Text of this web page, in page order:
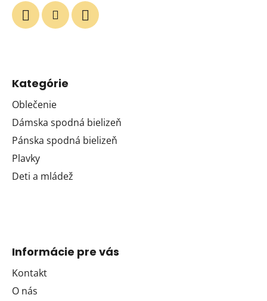
Kategórie
Oblečenie
Dámska spodná bielizeň
Pánska spodná bielizeň
Plavky
Deti a mládež
Informácie pre vás
Kontakt
O nás